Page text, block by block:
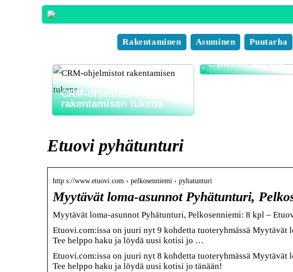
Rakentaminen Asuminen Puutarha
CRM-ohjelmistot
rakentamisen tukena
Nyt pelaaminen
mahdollista missä
tahansa, milloin
– pikakasinoilla
Etuovi pyhätunturi
http s://www.etuovi.com › pelkosenniemi › pyhatunturi
Myytävät loma-asunnot Pyhätunturi,
Myytävät loma-asunnot Pyhätunturi, Pelkosenniemi: 8 kpl –
Etuovi.com:issa on juuri nyt 9 kohdetta tuoteryhmässä Myytävät
Tee helppo haku ja löydä uusi kotisi jo …
Etuovi.com:issa on juuri nyt 8 kohdetta tuoteryhmässä Myytävät
Tee helppo haku ja löydä uusi kotisi jo tänään!